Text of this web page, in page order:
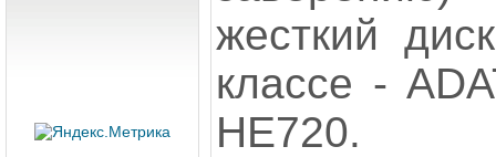
жесткий
классе -
НЕ720.